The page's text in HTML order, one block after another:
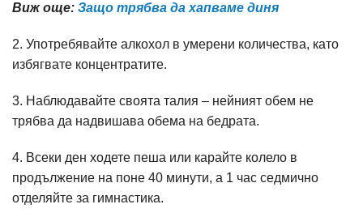
Виж още: Защо трябва да хапваме диня
2. Употребявайте алкохол в умерени количества, като
избягвате концентратите.
3. Наблюдавайте своята талия – нейният обем не
трябва да надвишава обема на бедрата.
4. Всеки ден ходете пеша или карайте колело в
продължение на поне 40 минути, а 1 час седмично
отделяйте за гимнастика.